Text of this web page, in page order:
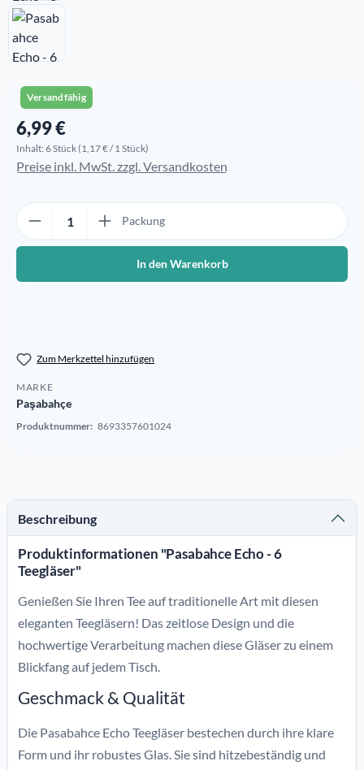
Versandfähig
Regulärer Preis:
6,99 €
Inhalt: 6 Stück(1,17 € / 1 Stück)
Preise inkl. MwSt. zzgl. Versandkosten
Packung
In den Warenkorb
Zum Merkzettel hinzufügen
MARKE
Paşabahçe
Produktnummer: 8693357601024
Beschreibung
Produktinformationen "Pasabahce Echo - 6
Teegläser"
Genießen Sie Ihren Tee auf traditionelle Art mit diesen
eleganten Teegläsern! Das zeitlose Design und die
hochwertige Verarbeitung machen diese Gläser zu einem
Blickfang auf jedem Tisch.
Geschmack & Qualität
Die Pasabahce Echo Teegläser bestechen durch ihre klare
Form und ihr robustes Glas. Sie sind hitzebeständig und